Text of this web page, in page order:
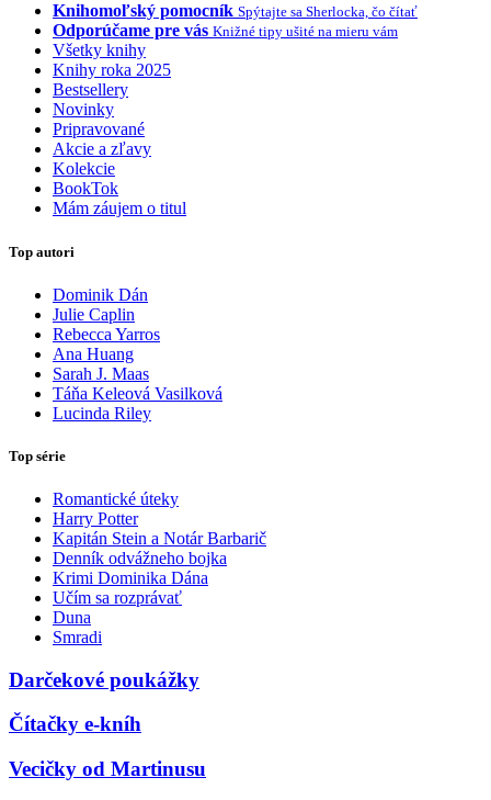
Knihomoľský pomocník Spýtajte sa Sherlocka, čo čítať
Odporúčame pre vás Knižné tipy ušité na mieru vám
Všetky knihy
Knihy roka 2025
Bestsellery
Novinky
Pripravované
Akcie a zľavy
Kolekcie
BookTok
Mám záujem o titul
Top autori
Dominik Dán
Julie Caplin
Rebecca Yarros
Ana Huang
Sarah J. Maas
Táňa Keleová Vasilková
Lucinda Riley
Top série
Romantické úteky
Harry Potter
Kapitán Stein a Notár Barbarič
Denník odvážneho bojka
Krimi Dominika Dána
Učím sa rozprávať
Duna
Smradi
Darčekové poukážky
Čítačky e-kníh
Vecičky od Martinusu